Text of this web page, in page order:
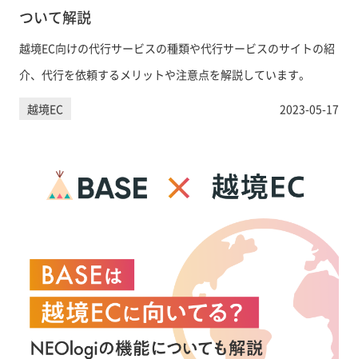
ついて解説
越境EC向けの代行サービスの種類や代行サービスのサイトの紹
介、代行を依頼するメリットや注意点を解説しています。
越境EC 2023-05-17